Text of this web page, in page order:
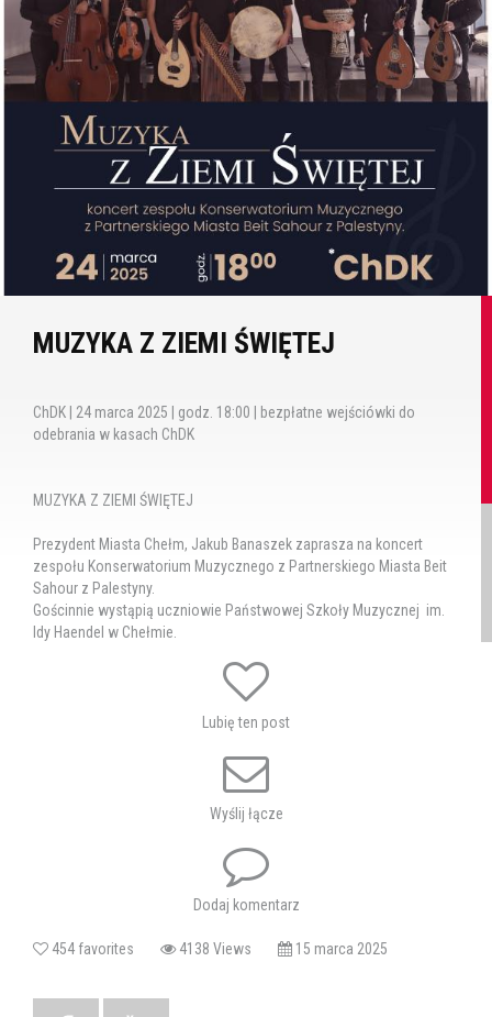
MUZYKA Z ZIEMI ŚWIĘTEJ
ChDK | 24 marca 2025 | godz. 18:00 | bezpłatne wejściówki do
odebrania w kasach ChDK
MUZYKA Z ZIEMI ŚWIĘTEJ
Prezydent Miasta Chełm, Jakub Banaszek zaprasza na koncert
zespołu Konserwatorium Muzycznego z Partnerskiego Miasta Beit
Sahour z Palestyny.
Gościnnie wystąpią uczniowie Państwowej Szkoły Muzycznej im.
Idy Haendel w Chełmie.
Kiedy? 24 marca 2025 roku godz. 18:00
Bezpłatne wejściówki do odebrania w kasach Chełmskiego Domu
koncert
Lubię ten post
Wyślij łącze
Dodaj komentarz
454 favorites 4138 Views 15 marca 2025